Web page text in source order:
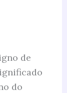
de
do